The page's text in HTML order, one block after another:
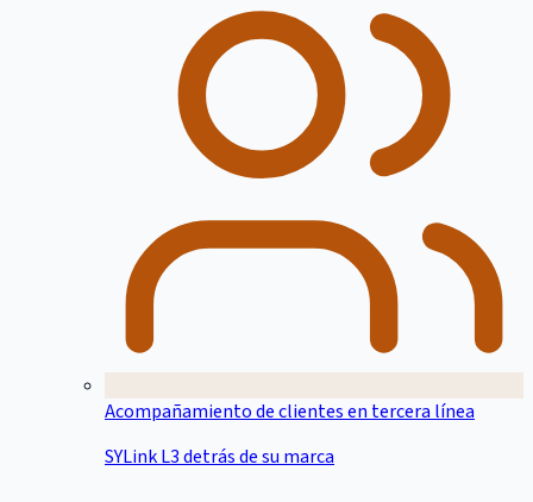
Acompañamiento de clientes en tercera línea
SYLink L3 detrás de su marca